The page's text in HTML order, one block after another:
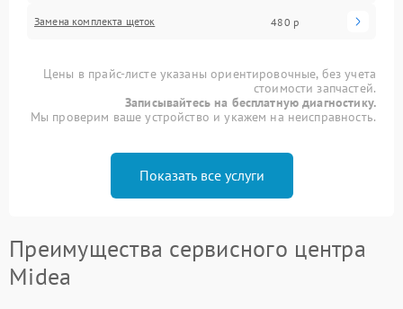
Замена комплекта щеток 480 р
Цены в прайс-листе указаны ориентировочные, без учета
стоимости запчастей.
Записывайтесь на бесплатную диагностику.
Мы проверим ваше устройство и укажем на неисправность.
Показать все услуги
Преимущества сервисного центра
Midea